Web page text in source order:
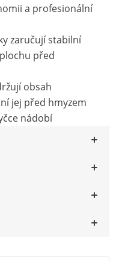
a profesionální
zaručují stabilní
před
obsah
jej před hmyzem
nádobí